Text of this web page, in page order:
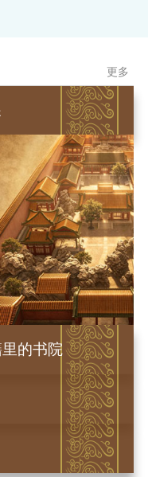
更多
的书院